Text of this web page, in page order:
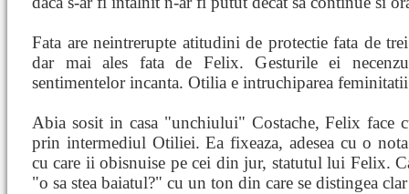
Fata are neintrerupte atitudini de protectie fata de
dar mai ales fata de Felix. Gesturile ei
sentimentelor incanta. Otilia e intruchiparea
Abia sosit in casa "unchiului" Costache, Felix face
prin intermediul Otiliei. Ea fixeaza, adesea cu o
cu care ii obisnuise pe cei din jur, statutul lui Felix.
"o sa stea baiatul?" cu un ton din care se distingea